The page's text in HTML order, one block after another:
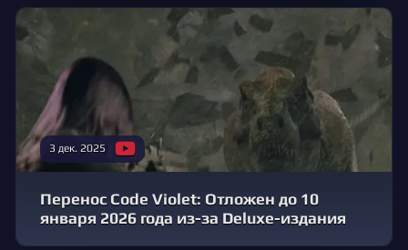
3 дек. 2025
Перенос Code Violet: Отложен до 10
января 2026 года из-за Deluxe-издания